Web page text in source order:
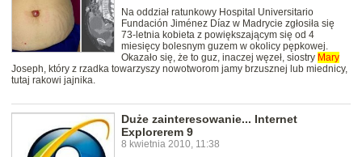
Na oddział ratunkowy Hospital Universitario
Fundación Jiménez Díaz w Madrycie zgłosiła się
73-letnia kobieta z powiększającym się od 4
miesięcy bolesnym guzem w okolicy pępkowej.
Okazało się, że to guz, inaczej węzeł, siostry Mary
Joseph, który z rzadka towarzyszy nowotworom jamy brzusznej lub miednicy,
tutaj rakowi jajnika.
Duże zainteresowanie... Internet
Explorerem 9
8 kwietnia 2010, 11:38